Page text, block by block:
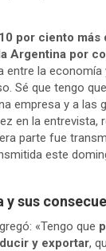
por ciento más
Argentina por
entre la economía
Sé que tengo
empresa y a las
en la entrevista,
parte fue
este
y sus
«Tengo que
y exportar,